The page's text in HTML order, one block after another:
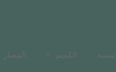
الكميم المصار